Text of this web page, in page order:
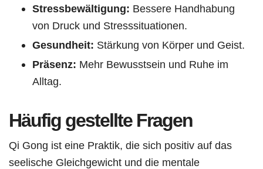
Stressbewältigung: Bessere Handhabung
von Druck und Stresssituationen.
Gesundheit: Stärkung von Körper und Geist.
Präsenz: Mehr Bewusstsein und Ruhe im
Alltag.
Häufig gestellte Fragen
Qi Gong ist eine Praktik, die sich positiv auf das
seelische Gleichgewicht und die mentale